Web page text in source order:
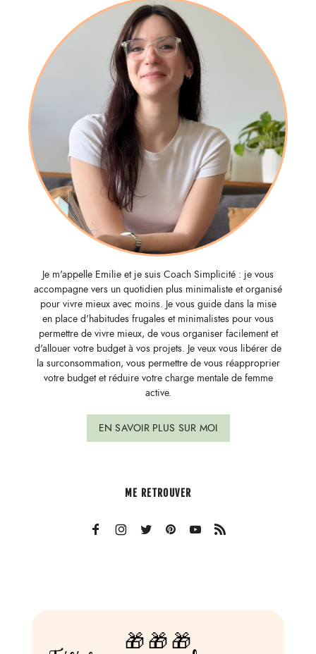
Je m'appelle Emilie et je suis Coach Simplicité : je vous
accompagne vers un quotidien plus minimaliste et organisé
pour vivre mieux avec moins. Je vous guide dans la mise
en place d'habitudes frugales et minimalistes pour vous
permettre de vivre mieux, de vous organiser facilement et
d'allouer votre budget à vos projets. Je veux vous libérer de
la surconsommation, vous permettre de vous réapproprier
votre budget et réduire votre charge mentale de femme
active.
EN SAVOIR PLUS SUR MOI
ME RETROUVER